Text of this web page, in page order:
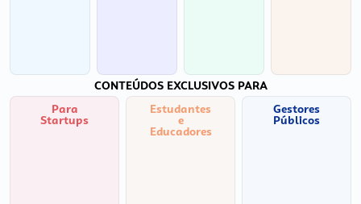
CONTEÚDOS EXCLUSIVOS PARA
Para
Startups
Estudantes
e
Educadores
Gestores
Públicos